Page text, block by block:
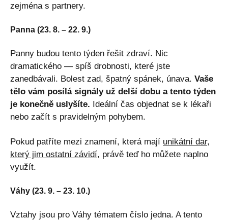
zejména s partnery.
Panna (23. 8. – 22. 9.)
Panny budou tento týden řešit zdraví. Nic
dramatického — spíš drobnosti, které jste
zanedbávali. Bolest zad, špatný spánek, únava. Vaše
tělo vám posílá signály už delší dobu a tento týden
je konečně uslyšíte. Ideální čas objednat se k lékaři
nebo začít s pravidelným pohybem.
Pokud patříte mezi znamení, která mají unikátní dar,
který jim ostatní závidí, právě teď ho můžete naplno
využít.
Váhy (23. 9. – 23. 10.)
Vztahy jsou pro Váhy tématem číslo jedna. A tento